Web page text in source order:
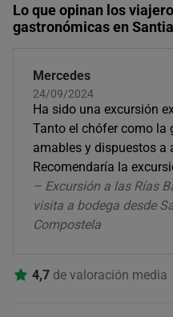
Lo que opinan los
gastronómicas en
Mercedes
24/09/2024
Ha sido una excursión
Tanto el chófer como la
amables y dispuestos a
Recomendaría la
– Excursión a las Rías
visita a bodega desde
Compostela
4,7 de valoración media